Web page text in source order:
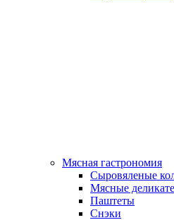
Мясная гастрономия
Сыровяленые
Мясные
Паштеты
Снэки